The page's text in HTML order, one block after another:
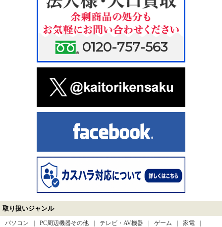
0120-757-563
取り扱いジャンル
パソコン PC周辺機器その他 テレビ・AV機器 ゲーム
家電